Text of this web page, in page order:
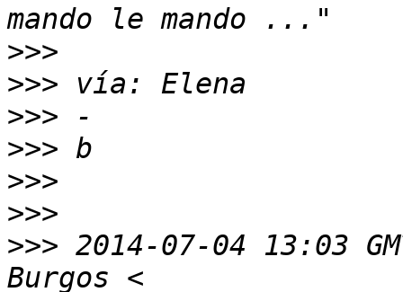
>>>
>>>
>>>
>>>
>>>
>>>
>>> 2014-07-04 13:03